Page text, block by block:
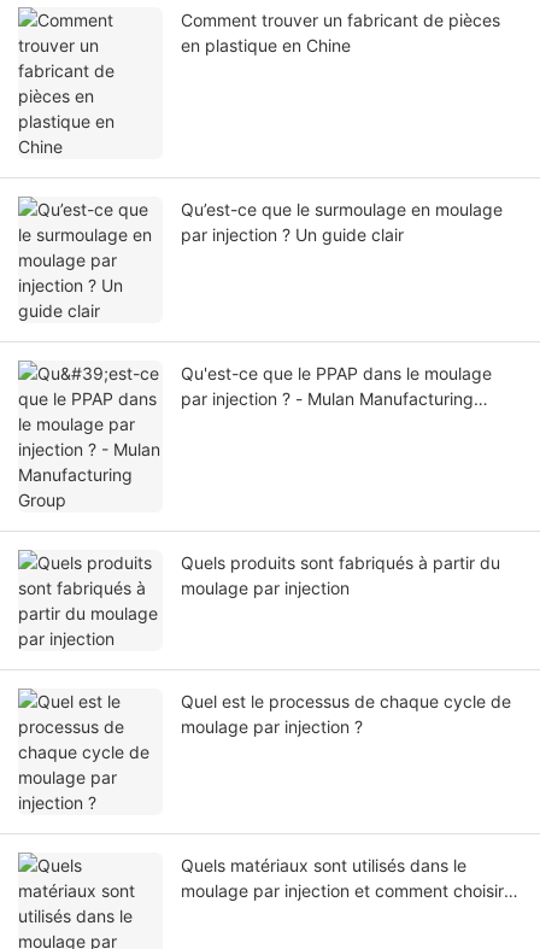
Comment trouver un fabricant de pièces
en plastique en Chine
Qu’est-ce que le surmoulage en moulage
par injection ? Un guide clair
Qu'est-ce que le PPAP dans le moulage
par injection ? - Mulan Manufacturing
Quels produits sont fabriqués à partir du
moulage par injection
Quel est le processus de chaque cycle de
moulage par injection ?
Quels matériaux sont utilisés dans le
moulage par injection et comment choisir